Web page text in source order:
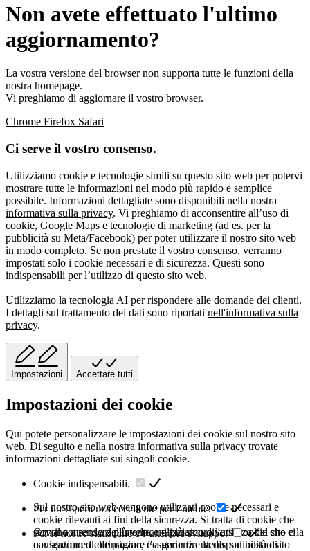
Non avete effettuato l'ultimo
aggiornamento?
La vostra versione del browser non supporta tutte le funzioni della
nostra homepage.
Vi preghiamo di aggiornare il vostro browser.
Chrome Firefox Safari
Ci serve il vostro consenso.
Utilizziamo cookie e tecnologie simili su questo sito web per potervi
mostrare tutte le informazioni nel modo più rapido e semplice
possibile. Informazioni dettagliate sono disponibili nella nostra
informativa sulla privacy. Vi preghiamo di acconsentire all’uso di
cookie, Google Maps e tecnologie di marketing (ad es. per la
pubblicità su Meta/Facebook) per poter utilizzare il nostro sito web
in modo completo. Se non prestate il vostro consenso, verranno
impostati solo i cookie necessari e di sicurezza. Questi sono
indispensabili per l’utilizzo di questo sito web.
Utilizziamo la tecnologia AI per rispondere alle domande dei clienti.
I dettagli sul trattamento dei dati sono riportati nell'informativa sulla
privacy.
Impostazioni Accettare tutti
Impostazioni dei cookie
Qui potete personalizzare le impostazioni dei cookie sul nostro sito
web. Di seguito e nella nostra informativa sulla privacy trovate
informazioni dettagliate sui singoli cookie.
Cookie indispensabili.
Sul nostro sito web vengono utilizzati cookie necessari e
cookie rilevanti ai fini della sicurezza. Si tratta di cookie che
servono a rendere più veloce o più sicuro l'utilizzo del sito e la
navigazione delle pagine, e a garantire la disponibilità di
Per un’esperienza eccellente per l’utente.
Con il consenso dell'utente, utilizziamo diversi cookie che ci
consentono di ottimizzare l'esperienza utente sul nostro sito
Per le nostre statistiche e l’ulteriore sviluppo.